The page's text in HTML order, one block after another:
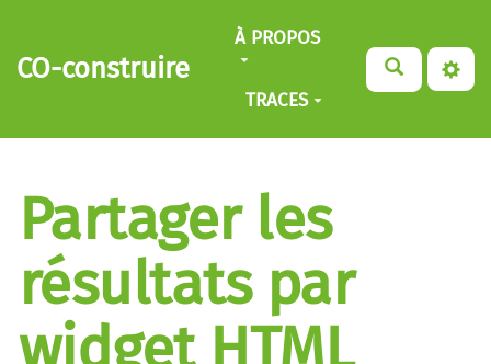
Aller au contenu principal
CO-construire
À PROPOS
TRACES
Partager les
résultats par
widget HTML